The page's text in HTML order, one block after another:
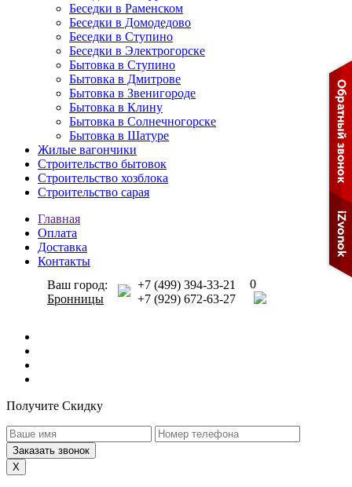
Беседки в Раменском
Беседки в Домодедово
Беседки в Ступино
Беседки в Электрогорске
Бытовка в Ступино
Бытовка в Дмитрове
Бытовка в Звенигороде
Бытовка в Клину
Бытовка в Солнечногорске
Бытовка в Шатуре
Жилые вагончики
Строительство бытовок
Строительство хозблока
Строительство сарая
Главная
Оплата
Доставка
Контакты
Ваш город:
Бронницы
+7 (499) 394-33-21
+7 (929) 672-63-27
0
Получите Скидку
X